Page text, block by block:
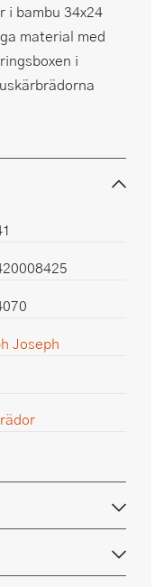
i bambu 34x24
material med
i
Joseph